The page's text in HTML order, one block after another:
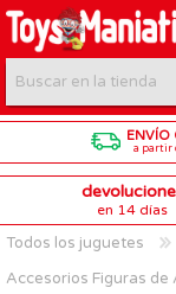
ENVÍO
a partir
en 14 días
Todos los juguetes
Accesorios Figuras de